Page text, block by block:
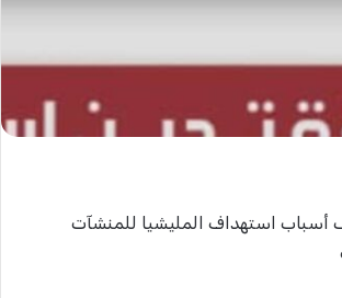
أسباب استهداف المليشيا للمنشآت